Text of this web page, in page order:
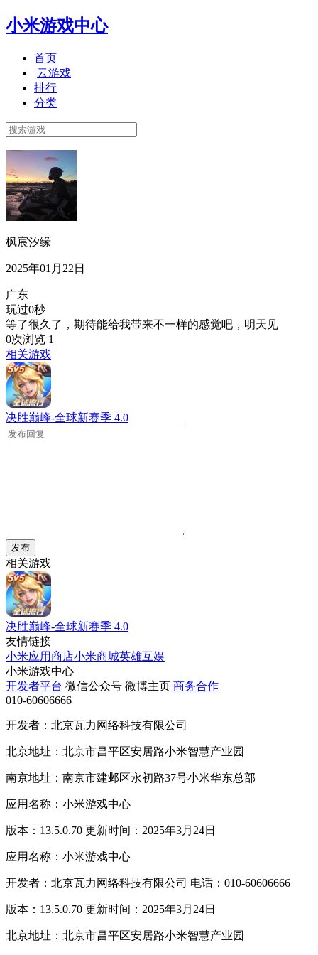
小米游戏中心
首页
云游戏
排行
分类
枫宸汐缘
2025年01月22日
广东
玩过0秒
等了很久了，期待能给我带来不一样的感觉吧，明天见
0次浏览 1
相关游戏
决胜巅峰-全球新赛季 4.0
发布
相关游戏
决胜巅峰-全球新赛季 4.0
友情链接
小米应用商店小米商城英雄互娱
小米游戏中心
开发者平台 微信公众号 微博主页 商务合作
010-60606666
开发者：北京瓦力网络科技有限公司
北京地址：北京市昌平区安居路小米智慧产业园
南京地址：南京市建邺区永初路37号小米华东总部
应用名称：小米游戏中心
版本：13.5.0.70 更新时间：2025年3月24日
应用名称：小米游戏中心
开发者：北京瓦力网络科技有限公司 电话：010-60606666
版本：13.5.0.70 更新时间：2025年3月24日
北京地址：北京市昌平区安居路小米智慧产业园